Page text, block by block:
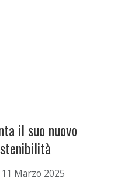
il suo nuovo
11 Marzo 2025